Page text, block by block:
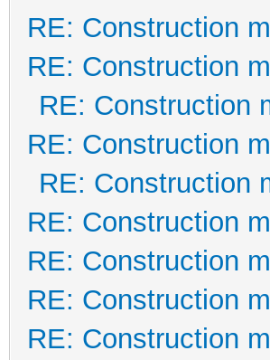
RE: Construction
RE: Construction
RE: Construction
RE: Construction
RE: Construction
RE: Construction
RE: Construction
RE: Construction
RE: Construction